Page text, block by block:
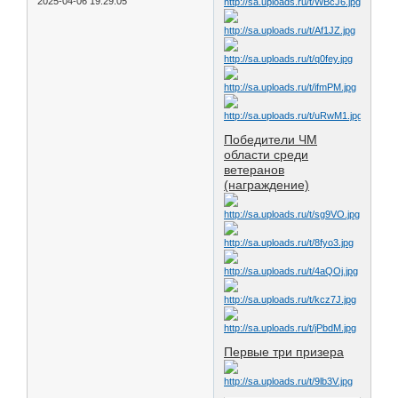
Победители ЧМ
области среди
ветеранов
(награждение)
Первые три призера